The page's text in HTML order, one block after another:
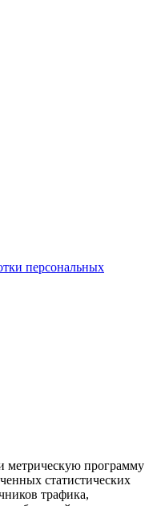
персональных
метрическую программу
статистических
трафика,